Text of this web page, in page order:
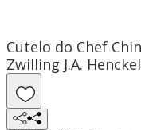
Cutelo do Chef
Zwilling J.A.